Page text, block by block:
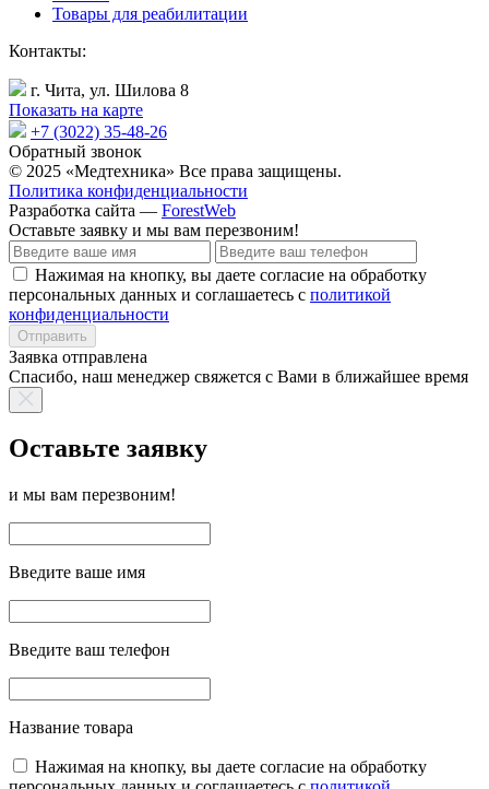
Товары для реабилитации
Контакты:
г. Чита, ул. Шилова 8
Показать на карте
+7 (3022) 35-48-26
Обратный звонок
© 2025 «Медтехника» Все права защищены.
Политика конфиденциальности
Разработка сайта — ForestWeb
Оставьте заявку и мы вам перезвоним!
Нажимая на кнопку, вы даете согласие на обработку
персональных данных и соглашаетесь с политикой
конфиденциальности
Отправить
Заявка отправлена
Спасибо, наш менеджер свяжется с Вами в ближайшее время
Оставьте заявку
и мы вам перезвоним!
Введите ваше имя
Введите ваш телефон
Название товара
Нажимая на кнопку, вы даете согласие на обработку